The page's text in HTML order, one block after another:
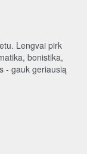
Lengvai pirk
bonistika,
- gauk geriausią